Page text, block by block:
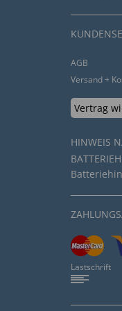
“Gute
von
“Die
Tolle
von
“Sehr
AGB
Versand +
Vertrag
HINWEIS
Lastschrift